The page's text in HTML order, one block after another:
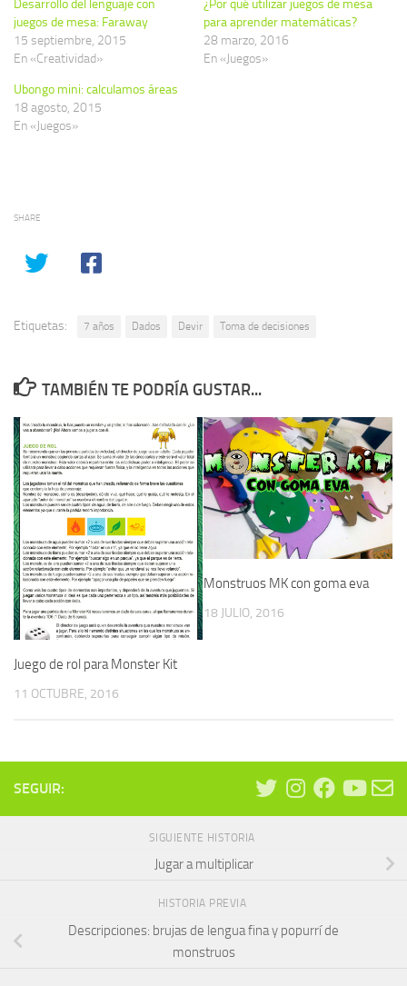
Desarrollo del lenguaje con
juegos de mesa: Faraway
15 septiembre, 2015
En «Creatividad»
¿Por qué utilizar juegos de mesa
para aprender matemáticas?
28 marzo, 2016
En «Juegos»
Ubongo mini: calculamos áreas
18 agosto, 2015
En «Juegos»
SHARE
Etiquetas: 7 años Dados Devir Toma de decisiones
TAMBIÉN TE PODRÍA GUSTAR...
Juego de rol para Monster Kit
11 OCTUBRE, 2016
Monstruos MK con goma eva
18 JULIO, 2016
SEGUIR:
SIGUIENTE HISTORIA
Jugar a multiplicar
HISTORIA PREVIA
Descripciones: brujas de lengua fina y popurrí de
monstruos